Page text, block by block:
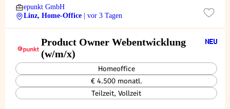
epunkt GmbH
Linz, Home-Office
| vor 3 Tagen
Product Owner Webentwicklung
(w/m/x)
Homeoffice
€ 4.500 monatl.
Teilzeit, Vollzeit